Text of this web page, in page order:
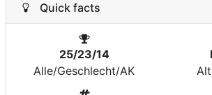
Quick facts
25/23/14
Alle/Geschlecht/AK